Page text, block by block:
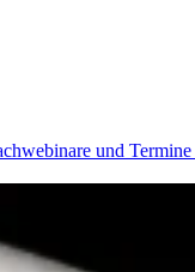
und Termine